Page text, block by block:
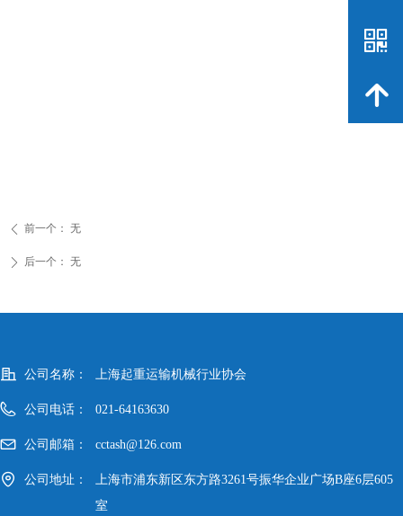
ꄴ 前一个： 无
ꄲ 后一个： 无
公司名称： 上海起重运输机械行业协会
公司电话： 021-64163630
公司邮箱： cctash@126.com
公司地址：
上海市浦东新区东方路3261号振华企业广场B座6层605
室
낃
녕